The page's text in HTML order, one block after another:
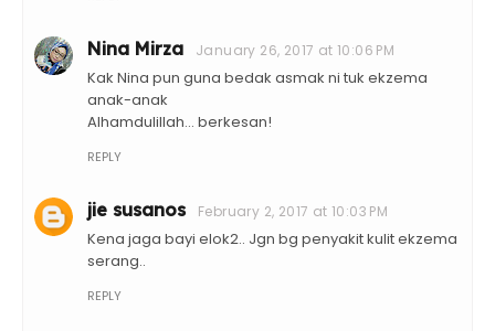
Nina Mirza January 26, 2017 at 10:06 PM
Kak Nina pun guna bedak asmak ni tuk ekzema
anak-anak
Alhamdulillah... berkesan!
REPLY
jie susanos February 2, 2017 at 10:03 PM
Kena jaga bayi elok2.. Jgn bg penyakit kulit ekzema
serang..
REPLY